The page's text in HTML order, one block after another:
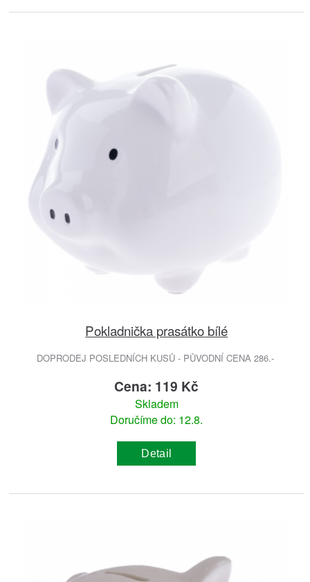
Pokladnička prasátko bílé
DOPRODEJ POSLEDNÍCH KUSŮ - PŮVODNÍ CENA 286.-
Cena: 119 Kč
Skladem
Doručíme do: 12.8.
Detail